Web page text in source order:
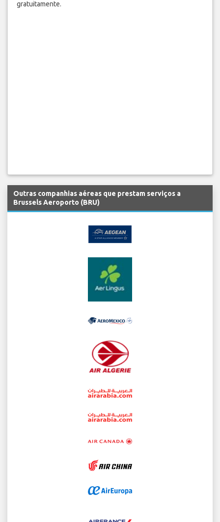
gratuitamente.
Outras companhias aéreas que prestam serviços a
Brussels Aeroporto (BRU)